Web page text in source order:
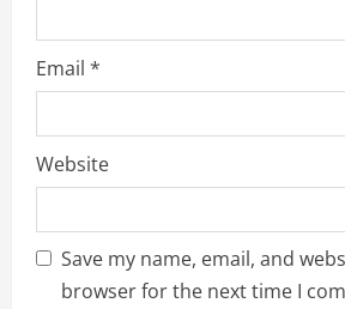
Email *
Website
Save my name, email, and
browser for the next time I